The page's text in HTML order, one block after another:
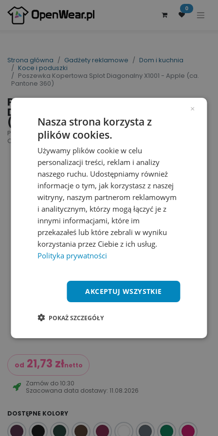
0
Strona główna Gadżety reklamowe
Dom i kuchnia
Koce i poduszki
Poszewka Kopertowa Splot Diagonalny X1001 - Apple (ca.
Pantone 360)
Poszewka Kopertowa Splot
Diagonalny X1001 - Apple
(ca. Pantone 360)
Pillow Case | nr art.: X1001 | nr art. producenta:
CC4040BC / CC3050BC
od 21,73 złnetto
Zamów do10:30
Szacowana data dostawy:11.08.2026
DOSTĘPNE KOLORY
×
Nasza strona korzysta z
plików cookies.
Używamy plików cookie w celu
personalizacji treści, reklam i analizy
naszego ruchu. Udostępniamy również
informacje o tym, jak korzystasz z naszej
witryny, naszym partnerom reklamowym
i analitycznym, którzy mogą łączyć je z
innymi informacjami, które im
przekazałeś lub które zebrali w wyniku
korzystania przez Ciebie z ich usług.
Polityka prywatności
AKCEPTUJ WSZYSTKIE
POKAŻ SZCZEGÓŁY